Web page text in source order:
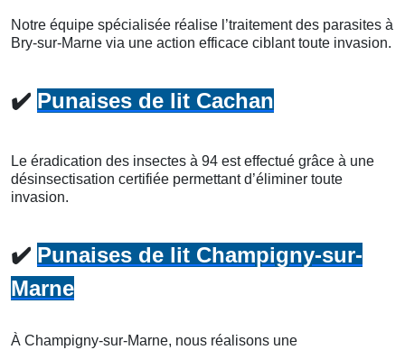
Notre équipe spécialisée réalise l’traitement des parasites à
Bry-sur-Marne via une action efficace ciblant toute invasion.
✔️ Punaises de lit Cachan
Le éradication des insectes à 94 est effectué grâce à une
désinsectisation certifiée permettant d’éliminer toute
invasion.
✔️ Punaises de lit Champigny-sur-
Marne
À Champigny-sur-Marne, nous réalisons une